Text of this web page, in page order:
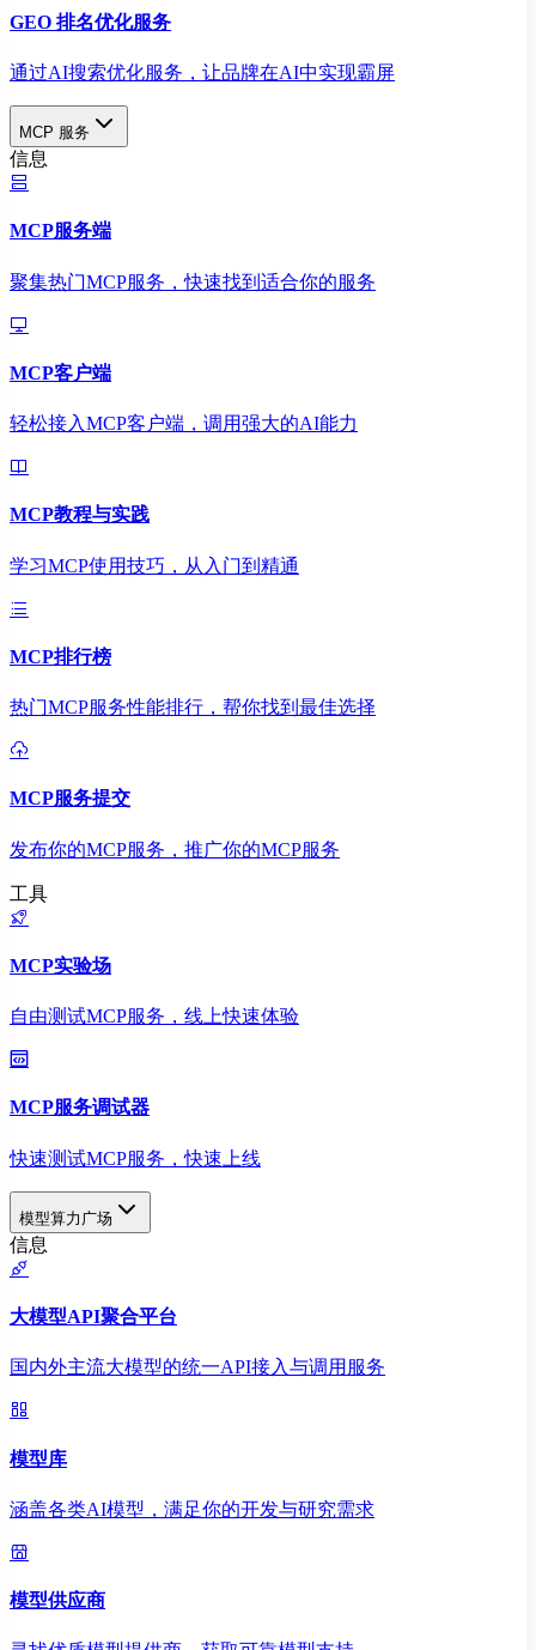
GEO 排名优化服务
通过AI搜索优化服务，让品牌在AI中实现霸屏
MCP 服务
信息
MCP服务端
聚集热门MCP服务，快速找到适合你的服务
MCP客户端
轻松接入MCP客户端，调用强大的AI能力
MCP教程与实践
学习MCP使用技巧，从入门到精通
MCP排行榜
热门MCP服务性能排行，帮你找到最佳选择
MCP服务提交
发布你的MCP服务，推广你的MCP服务
工具
MCP实验场
自由测试MCP服务，线上快速体验
MCP服务调试器
快速测试MCP服务，快速上线
模型算力广场
信息
大模型API聚合平台
国内外主流大模型的统一API接入与调用服务
模型库
涵盖各类AI模型，满足你的开发与研究需求
模型供应商